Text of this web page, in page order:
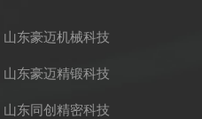
山东豪迈机械科技
山东豪迈精锻科技
山东同创精密科技